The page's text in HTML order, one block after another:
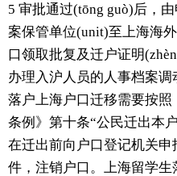
5 审批通过(tōng guò)后，
案保管单位(unit)至上海海
口领取批复及迁户证明
办理入沪人员的人事档案
落户上海户口迁移需要按
条例》第十条“公民迁出本
在迁出前向户口登记机关
件，注销户口。上海留学